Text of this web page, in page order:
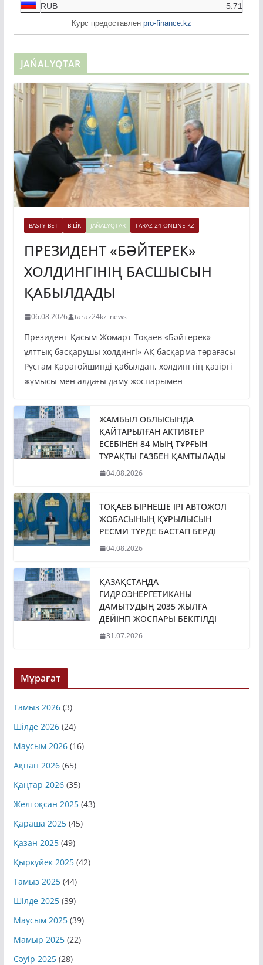
RUB
5.71
Курс предоставлен pro-finance.kz
JAŃALYQTAR
BASTY BET BILİK JAŃALYQTAR TARAZ 24 ONLINE KZ
ПРЕЗИДЕНТ «БӘЙТЕРЕК»
ХОЛДИНГІНІҢ БАСШЫСЫН
ҚАБЫЛДАДЫ
06.08.2026 taraz24kz_news
Президент Қасым-Жомарт Тоқаев «Бәйтерек»
ұлттық басқарушы холдингі» АҚ басқарма төрағасы
Рустам Қарағойшинді қабылдап, холдингтің қазіргі
жұмысы мен алдағы даму жоспарымен
ЖАМБЫЛ ОБЛЫСЫНДА
ҚАЙТАРЫЛҒАН АКТИВТЕР
ЕСЕБІНЕН 84 МЫҢ ТҰРҒЫН
ТҰРАҚТЫ ГАЗБЕН ҚАМТЫЛАДЫ
04.08.2026
ТОҚАЕВ БІРНЕШЕ ІРІ АВТОЖОЛ
ЖОБАСЫНЫҢ ҚҰРЫЛЫСЫН
РЕСМИ ТҮРДЕ БАСТАП БЕРДІ
04.08.2026
ҚАЗАҚСТАНДА
ГИДРОЭНЕРГЕТИКАНЫ
ДАМЫТУДЫҢ 2035 ЖЫЛҒА
ДЕЙІНГІ ЖОСПАРЫ БЕКІТІЛДІ
31.07.2026
Мұрағат
Тамыз 2026(3)
Шілде 2026(24)
Маусым 2026(16)
Ақпан 2026(65)
Қаңтар 2026(35)
Желтоқсан 2025(43)
Қараша 2025(45)
Қазан 2025(49)
Қыркүйек 2025(42)
Тамыз 2025(44)
Шілде 2025(39)
Маусым 2025(39)
Мамыр 2025(22)
Сәуір 2025(28)